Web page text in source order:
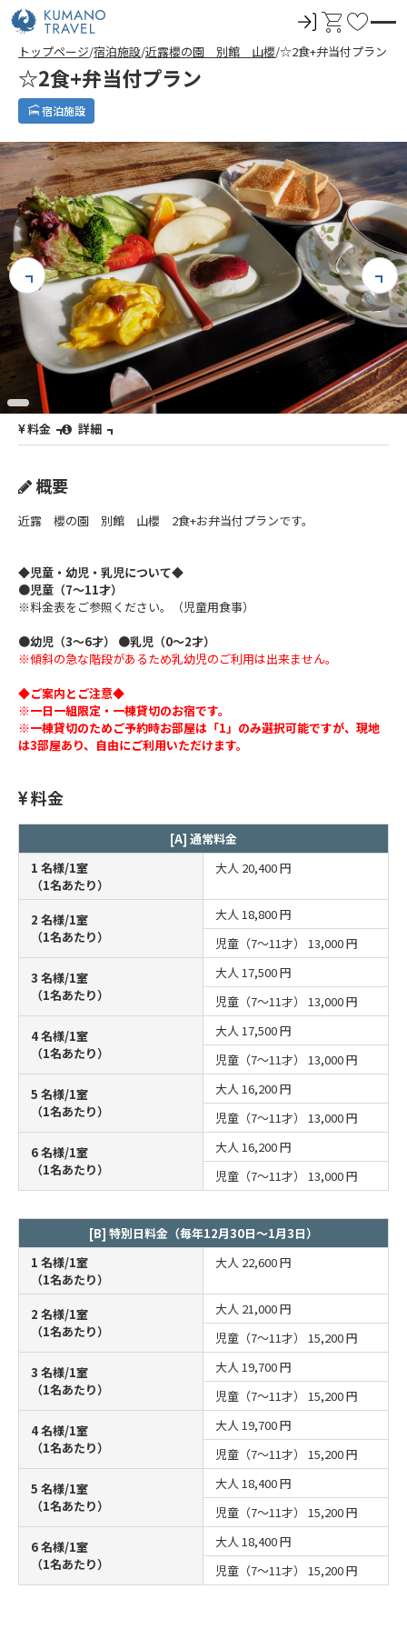
ロ
グ
イ
カ
ー
ト
お
気
に
トップページ 宿泊施設 近露櫻の園 別館 山櫻 ☆2食+弁当付プラン
☆2食+弁当付プラン
宿泊施設
料金 詳細
概要
近露 櫻の園 別館 山櫻 2食+お弁当付プランです。
◆児童・幼児・乳児について◆
●児童（7～11才）
※料金表をご参照ください。（児童用食事）
●幼児（3～6才） ●乳児（0～2才）
※傾斜の急な階段があるため乳幼児のご利用は出来ません。
◆ご案内とご注意◆
※一日一組限定・一棟貸切のお宿です。
※一棟貸切のためご予約時お部屋は「1」のみ選択可能ですが、現地
は3部屋あり、自由にご利用いただけます。
料金
[A] 通常料金
1 名様/1室
（1名あたり）
大人 20,400 円
2 名様/1室
（1名あたり）
大人 18,800 円
児童（7～11才） 13,000 円
3 名様/1室
（1名あたり）
大人 17,500 円
児童（7～11才） 13,000 円
4 名様/1室
（1名あたり）
大人 17,500 円
児童（7～11才） 13,000 円
5 名様/1室
（1名あたり）
大人 16,200 円
児童（7～11才） 13,000 円
6 名様/1室
（1名あたり）
大人 16,200 円
児童（7～11才） 13,000 円
[B] 特別日料金（毎年12月30日～1月3日）
1 名様/1室
（1名あたり）
大人 22,600 円
2 名様/1室
（1名あたり）
大人 21,000 円
児童（7～11才） 15,200 円
3 名様/1室
（1名あたり）
大人 19,700 円
児童（7～11才） 15,200 円
4 名様/1室
（1名あたり）
大人 19,700 円
児童（7～11才） 15,200 円
5 名様/1室
（1名あたり）
大人 18,400 円
児童（7～11才） 15,200 円
6 名様/1室
（1名あたり）
大人 18,400 円
児童（7～11才） 15,200 円